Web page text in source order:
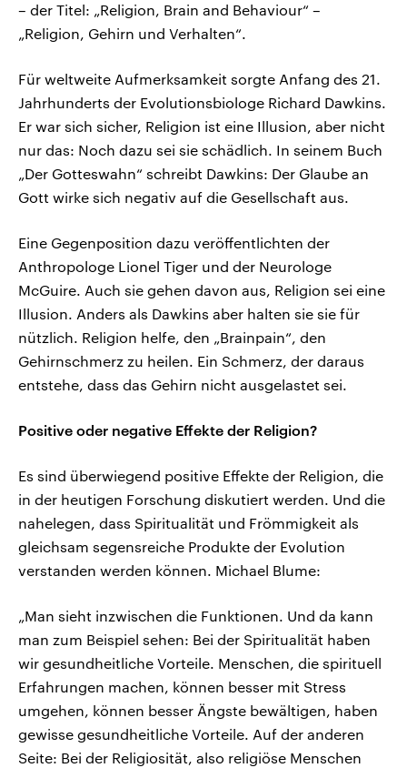
– der Titel: „Religion, Brain and Behaviour“ –
„Religion, Gehirn und Verhalten“.
Für weltweite Aufmerksamkeit sorgte Anfang des 21.
Jahrhunderts der Evolutionsbiologe Richard Dawkins.
Er war sich sicher, Religion ist eine Illusion, aber nicht
nur das: Noch dazu sei sie schädlich. In seinem Buch
„Der Gotteswahn“ schreibt Dawkins: Der Glaube an
Gott wirke sich negativ auf die Gesellschaft aus.
Eine Gegenposition dazu veröffentlichten der
Anthropologe Lionel Tiger und der Neurologe
McGuire. Auch sie gehen davon aus, Religion sei eine
Illusion. Anders als Dawkins aber halten sie sie für
nützlich. Religion helfe, den „Brainpain“, den
Gehirnschmerz zu heilen. Ein Schmerz, der daraus
entstehe, dass das Gehirn nicht ausgelastet sei.
Positive oder negative Effekte der Religion?
Es sind überwiegend positive Effekte der Religion, die
in der heutigen Forschung diskutiert werden. Und die
nahelegen, dass Spiritualität und Frömmigkeit als
gleichsam segensreiche Produkte der Evolution
verstanden werden können. Michael Blume:
„Man sieht inzwischen die Funktionen. Und da kann
man zum Beispiel sehen: Bei der Spiritualität haben
wir gesundheitliche Vorteile. Menschen, die spirituell
Erfahrungen machen, können besser mit Stress
umgehen, können besser Ängste bewältigen, haben
gewisse gesundheitliche Vorteile. Auf der anderen
Seite: Bei der Religiosität, also religiöse Menschen